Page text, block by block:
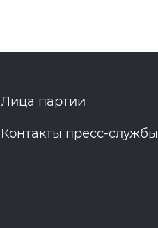
Лица партии
Контакты пресс-службы